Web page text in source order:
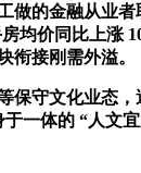
金融从业者
均价同比上涨
衔接刚需外溢。
文化业态，
一体的 “人文